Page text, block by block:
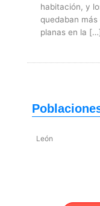
habitación, y
quedaban
planas en la
León